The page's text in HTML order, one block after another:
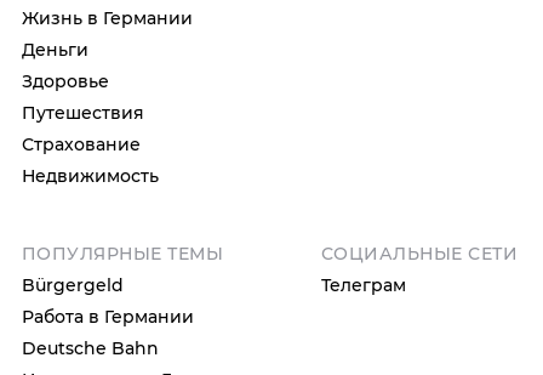
Жизнь в Германии
Деньги
Здоровье
Путешествия
Страхование
Недвижимость
ПОПУЛЯРНЫЕ ТЕМЫ
Bürgergeld
Работа в Германии
Deutsche Bahn
СОЦИАЛЬНЫЕ СЕТИ
Телеграм